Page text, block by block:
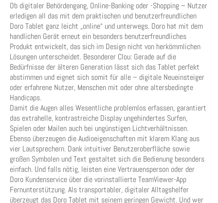
Ob digitaler Behördengang, Online-Banking oder -Shopping – Nutzer
erledigen all das mit dem praktischen und benutzerfreundlichen
Doro Tablet ganz leicht „online“ und unterwegs. Doro hat mit dem
handlichen Gerät erneut ein besonders benutzerfreundliches
Produkt entwickelt, das sich im Design nicht von herkömmlichen
Lösungen unterscheidet. Besonderer Clou: Gerade auf die
Bedürfnisse der älteren Generation lässt sich das Tablet perfekt
abstimmen und eignet sich somit für alle – digitale Neueinsteiger
oder erfahrene Nutzer, Menschen mit oder ohne altersbedingte
Handicaps.
Damit die Augen alles Wesentliche problemlos erfassen, garantiert
das extrahelle, kontrastreiche Display ungehindertes Surfen,
Spielen oder Mailen auch bei ungünstigen Lichtverhältnissen.
Ebenso überzeugen die Audioeigenschaften mit klarem Klang aus
vier Lautsprechern. Dank intuitiver Benutzeroberfläche sowie
großen Symbolen und Text gestaltet sich die Bedienung besonders
einfach. Und falls nötig, leisten eine Vertrauensperson oder der
Doro Kundenservice über die vorinstallierte TeamViewer-App
Fernunterstützung. Als transportabler, digitaler Alltagshelfer
überzeugt das Doro Tablet mit seinem geringen Gewicht. Und wer